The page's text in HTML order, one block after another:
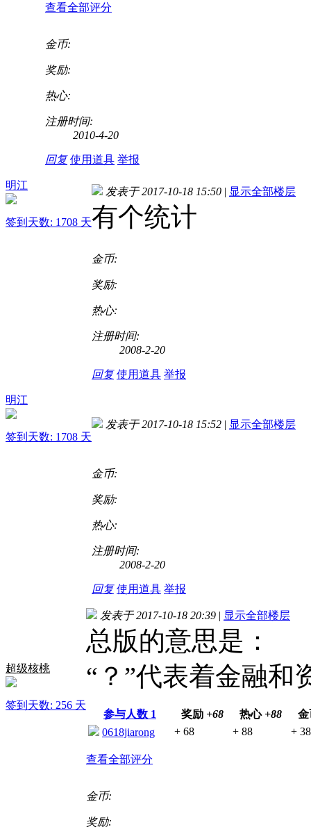
查看全部评分
金币:
奖励:
热心:
注册时间:
2010-4-20
回复 使用道具 举报
明江
签到天数: 1708 天
发表于 2017-10-18 15:50 | 显示全部楼层
有个统计
金币:
奖励:
热心:
注册时间:
2008-2-20
回复 使用道具 举报
明江
签到天数: 1708 天
发表于 2017-10-18 15:52 | 显示全部楼层
金币:
奖励:
热心:
注册时间:
2008-2-20
回复 使用道具 举报
超级核桃
签到天数: 256 天
发表于 2017-10-18 20:39 | 显示全部楼层
总版的意思是：
“？”代表着金融和
参与人数 1 奖励 +68 热心 +88
0618jiarong
+ 68 + 88 + 38
查看全部评分
金币:
奖励: